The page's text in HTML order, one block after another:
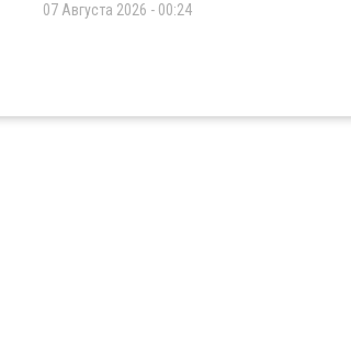
07 Августа 2026 - 00:24